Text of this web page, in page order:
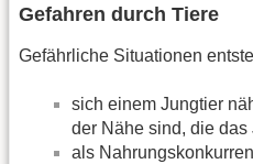
Gefahren durch Tiere
Gefährliche Situationen
sich einem Jungtier
der Nähe sind, die das
als